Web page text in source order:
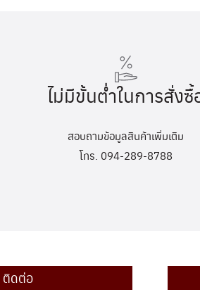
ไม่มีขั้นต่ำในการสั่งซื้
สอบถามข้อมูลสินค้าเพิ่มเติม
โทร. 094-289-8788
ติดต่อ